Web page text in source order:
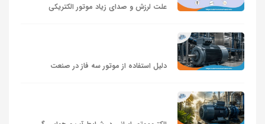
علت لرزش و صدای زیاد موتور الکتریکی
دلیل استفاده از موتور سه‌ فاز در صنعت